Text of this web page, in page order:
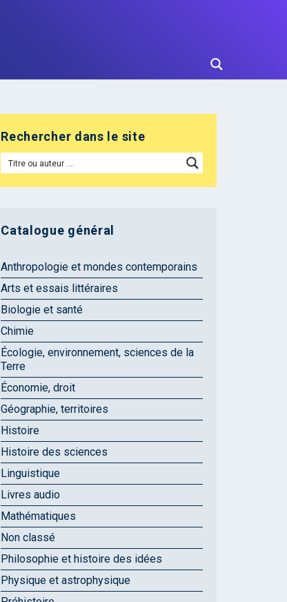
Rechercher dans le site
Catalogue général
Anthropologie et mondes contemporains
Arts et essais littéraires
Biologie et santé
Chimie
Écologie, environnement, sciences de la
Terre
Économie, droit
Géographie, territoires
Histoire
Histoire des sciences
Linguistique
Livres audio
Mathématiques
Non classé
Philosophie et histoire des idées
Physique et astrophysique